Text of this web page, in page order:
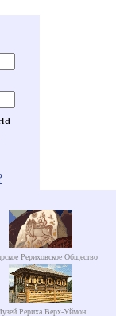
Рериховское Общество
Рериха Верх-Уймон